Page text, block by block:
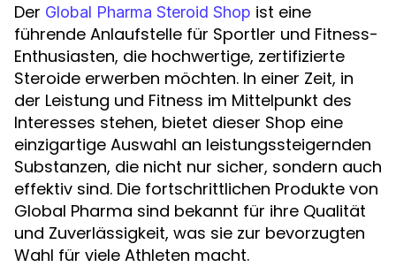
Der Global Pharma Steroid Shop ist eine
führende Anlaufstelle für Sportler und Fitness-
Enthusiasten, die hochwertige, zertifizierte
Steroide erwerben möchten. In einer Zeit, in
der Leistung und Fitness im Mittelpunkt des
Interesses stehen, bietet dieser Shop eine
einzigartige Auswahl an leistungssteigernden
Substanzen, die nicht nur sicher, sondern auch
effektiv sind. Die fortschrittlichen Produkte von
Global Pharma sind bekannt für ihre Qualität
und Zuverlässigkeit, was sie zur bevorzugten
Wahl für viele Athleten macht.